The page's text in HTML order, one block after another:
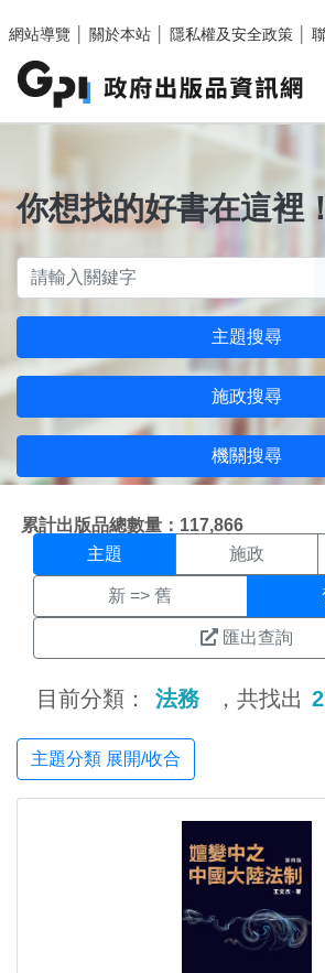
網站導覽
關於本站 隱私權及安全政策
你想找的好書在這裡！
主題搜尋
施政搜尋
機關搜尋
累計出版品總數量：117,866
主題搜尋結果頁
主題 施政
新 => 舊
匯出查詢
目前分類： 法務 ，共找出
主題分類 展開/收合